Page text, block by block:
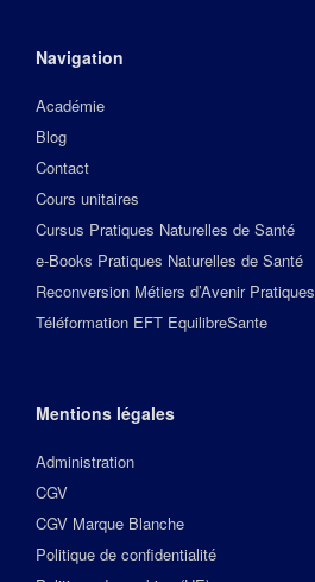
Navigation
Académie
Blog
Contact
Cours unitaires
Cursus Pratiques Naturelles de Santé
e-Books Pratiques Naturelles de Santé
Reconversion Métiers d’Avenir
Téléformation EFT EquilibreSante
Mentions légales
Administration
CGV
CGV Marque Blanche
Politique de confidentialité